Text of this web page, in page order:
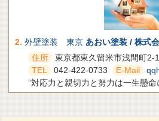
2. 外壁塗装 東京 あおい塗装 / 株式
住所
東京都東久留米市浅間町2-
TEL
042-422-0733 E-Mail
”対応力と親切力と努力は一生懸